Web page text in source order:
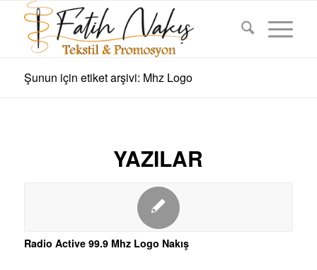
Şunun için etiket arşivi: Mhz Logo
YAZILAR
Radio Active 99.9 Mhz Logo Nakış